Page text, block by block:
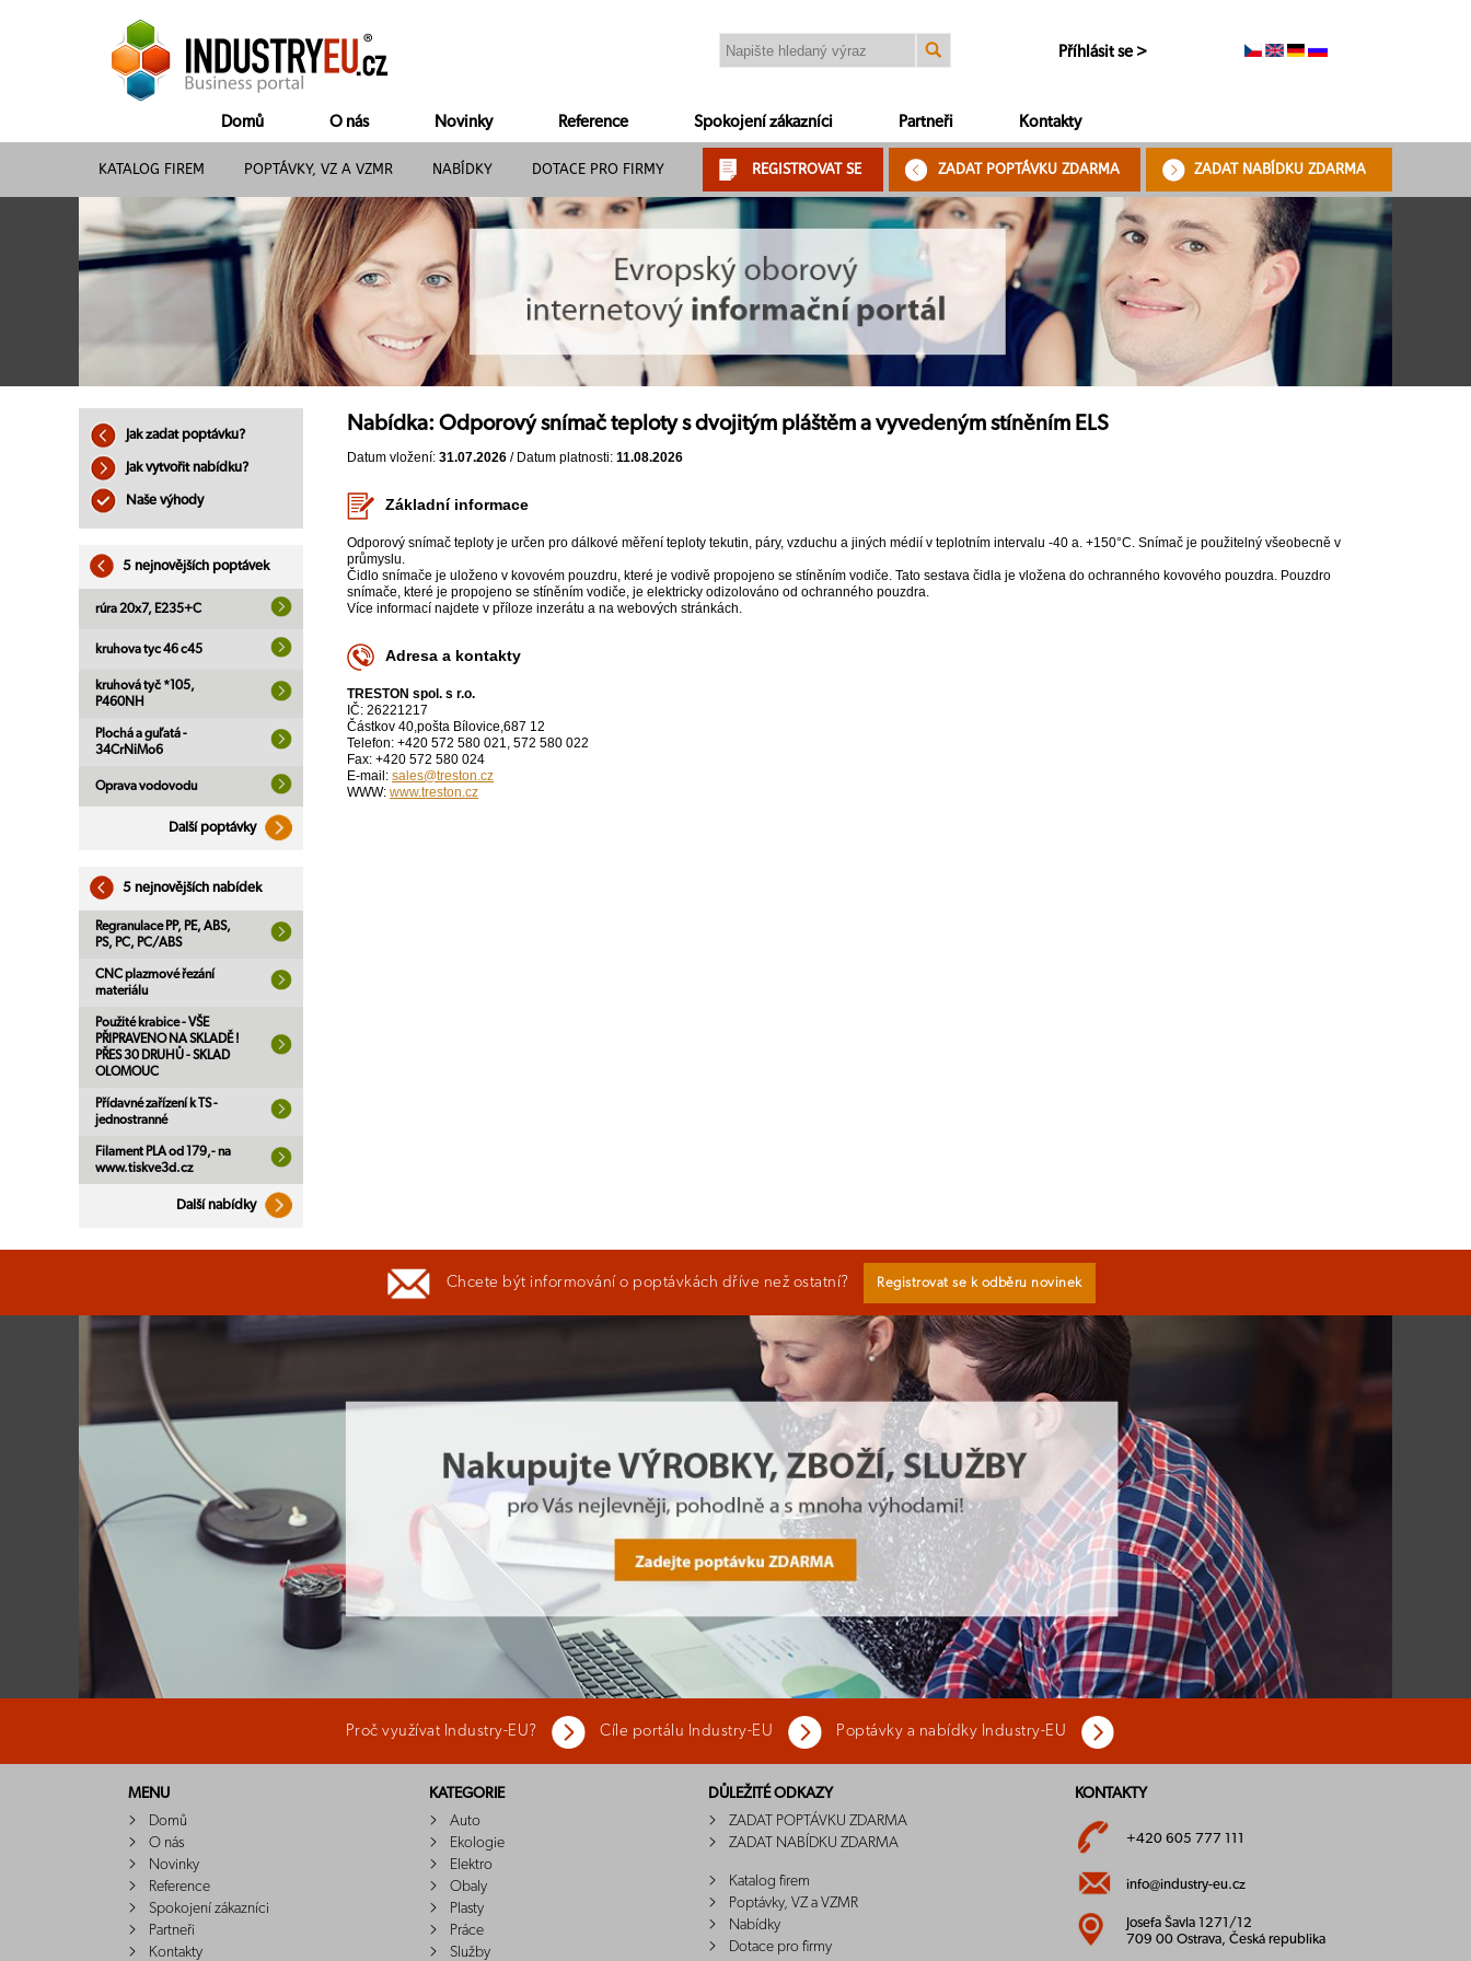
Příhlásit se >
Domů O nás Novinky Reference Spokojení zákazníci Partneři Kontakty
KATALOG FIREM POPTÁVKY, VZ A VZMR NABÍDKY DOTACE PRO FIRMY REGISTROVAT SE ZADAT POPTÁVKU ZDARMA ZADAT NABÍDKU ZDARMA
Jak zadat poptávku?
Jak vytvořit nabídku?
Naše výhody
5 nejnovějších poptávek
rúra 20x7, E235+C
kruhova tyc 46 c45
kruhová tyč *105,
P460NH
Plochá a guľatá -
34CrNiMo6
Oprava vodovodu
Další poptávky
5 nejnovějších nabídek
Regranulace PP, PE, ABS,
PS, PC, PC/ABS
CNC plazmové řezání
materiálu
Použité krabice - VŠE
PŘIPRAVENO NA SKLADĚ !
PŘES 30 DRUHŮ - SKLAD
OLOMOUC
Přídavné zařízení k TS -
jednostranné
Filament PLA od 179,- na
www.tiskve3d.cz
Další nabídky
Nabídka: Odporový snímač teploty s dvojitým pláštěm a vyvedeným stíněním ELS
Datum vložení: 31.07.2026 / Datum platnosti: 11.08.2026
Základní informace
Odporový snímač teploty je určen pro dálkové měření teploty tekutin, páry, vzduchu a jiných médií v teplotním intervalu -40 a. +150°C. Snímač je použitelný všeobecně v
průmyslu.
Čidlo snímače je uloženo v kovovém pouzdru, které je vodivě propojeno se stíněním vodiče. Tato sestava čidla je vložena do ochranného kovového pouzdra. Pouzdro
snímače, které je propojeno se stíněním vodiče, je elektricky odizolováno od ochranného pouzdra.
Více informací najdete v příloze inzerátu a na webových stránkách.
Adresa a kontakty
TRESTON spol. s r.o.
IČ: 26221217
Částkov 40,pošta Bílovice,687 12
Telefon: +420 572 580 021, 572 580 022
Fax: +420 572 580 024
E-mail: sales@treston.cz
WWW: www.treston.cz
Chcete být informování o poptávkách dříve než ostatní? Registrovat se k odběru novinek
Proč využívat Industry-EU? Cíle portálu Industry-EU Poptávky a nabídky Industry-EU
MENU
Domů
O nás
Novinky
Reference
Spokojení zákazníci
Partneři
Kontakty
KATEGORIE
Auto
Ekologie
Elektro
Obaly
Plasty
Práce
Služby
DŮLEŽITÉ ODKAZY
ZADAT POPTÁVKU ZDARMA
ZADAT NABÍDKU ZDARMA
Katalog firem
Poptávky, VZ a VZMR
Nabídky
Dotace pro firmy
KONTAKTY
+420 605 777 111
info@industry-eu.cz
Josefa Šavla 1271/12
709 00 Ostrava, Česká republika